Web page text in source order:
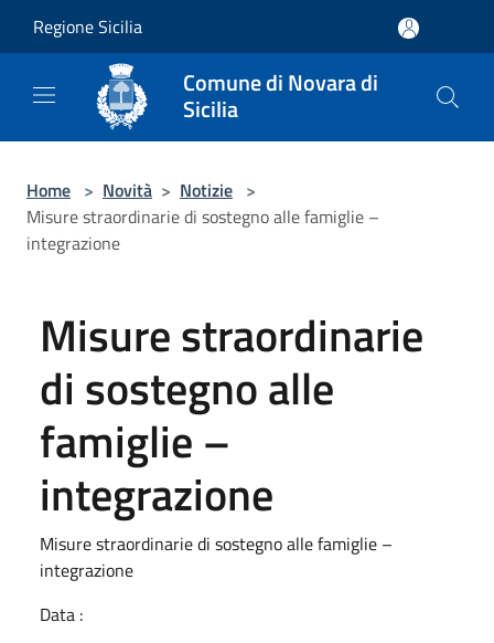
Regione Sicilia
Comune di Novara di
Sicilia
Home > Novità > Notizie >
Misure straordinarie di sostegno alle famiglie –
integrazione
Misure straordinarie
di sostegno alle
famiglie –
integrazione
Misure straordinarie di sostegno alle famiglie –
integrazione
Data :